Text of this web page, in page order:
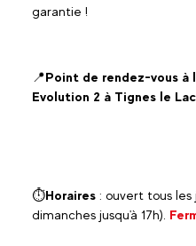
garantie !
📍Point de rendez-vous à
Evolution 2 à Tignes le
⏱️Horaires : ouvert tous les
dimanches jusqu'à 17h).